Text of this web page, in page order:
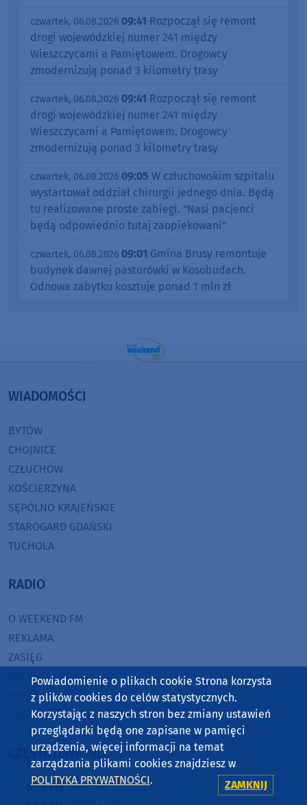
czwartek, 06.08.2026 09:41 Rozpoczął się remont
drogi wojewódzkiej numer 241 między
Wieszczycami a Pamiętowem. Drogowcy
zmodernizują ponad 3 kilometry trasy
czwartek, 06.08.2026 09:41 Rozpoczął się remont
drogi wojewódzkiej numer 241 między
Wieszczycami a Pamiętowem. Drogowcy
zmodernizują ponad 3 kilometry trasy
czwartek, 06.08.2026 09:05 W człuchowskim szpitalu
wystartował oddział chirurgii jednego dnia. Będą
tu realizowane proste zabiegi. "Nasi pacjenci
będą odpowiednio tutaj zaopiekowani"
czwartek, 06.08.2026 09:01 Gmina Brusy remontuje
budynek dawnej pastorówki w Kosobudach.
Odnowa zabytku kosztuje ponad 1 mln zł
WIADOMOŚCI
BYTÓW
CHOJNICE
CZŁUCHÓW
KOŚCIERZYNA
SĘPÓLNO KRAJEŃSKIE
STAROGARD GDAŃSKI
TUCHOLA
RADIO
O WEEKEND FM
REKLAMA
ZASIĘG
JAK SŁUCHAĆ?
HIT-PORT
GRALIŚMY W WEEKEND FM
CZĘSTOTLIWOŚCI
87,8 FM MIASTKO
Powiadomienie o plikach cookie Strona korzysta
z plików cookies do celów statystycznych.
Korzystając z naszych stron bez zmiany ustawień
przeglądarki będą one zapisane w pamięci
urządzenia, więcej informacji na temat
zarządzania plikami cookies znajdziesz w
POLITYKA PRYWATNOŚCI. ZAMKNIJ